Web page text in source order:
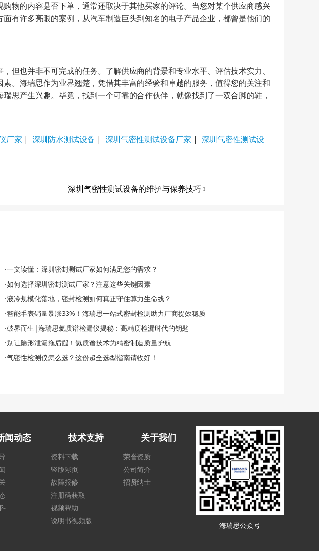
物的内容是否下单，通常还取决于其他买家的评论。当您对某个供应商感兴
有许多亮眼的案例，从汽车制造巨头到知名的电子产品企业，都曾是他们的
但也并非不可完成的任务。了解供应商的背景和专业水平、评估技术实力、
。海瑞思作为业界翘楚，凭借其丰富的经验和卓越的服务，值得您的关注和
思产生兴趣。毕竟，找到一个可靠的合作伙伴，就像找到了一双合脚的鞋，
厂家 | 深圳防水测试设备 | 深圳气密性测试设备厂家 | 深圳气密性测试设
深圳气密性测试设备的维护与保养技巧
·一文读懂：深圳密封测试厂家如何满足您的需求？
·如何选择深圳密封测试厂家？注意这些关键因素
·液冷规模化落地，密封检测如何真正守住算力生命线？
·智能手表销量暴涨33%！海瑞思一站式密封检测助力厂商提效稳质
·破界而生|海瑞思氦质谱检漏仪揭秘：高精度检漏时代的钥匙
·别让隐形泄漏拖后腿！氦质谱技术为精密制造质量护航
·气密性检测仪怎么选？这份超全选型指南请收好！
海瑞思公众号
闻动态 技术支持
资料下载
竖版彩页
故障报修
注册码获取
视频帮助
说明书视频版
关于我们
荣誉资质
公司简介
招贤纳士